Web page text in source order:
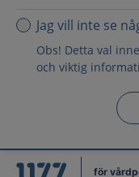
Jag vill inte se
Obs! Detta val
och viktig
för